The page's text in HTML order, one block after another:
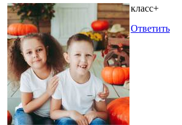
класс+
Ответить